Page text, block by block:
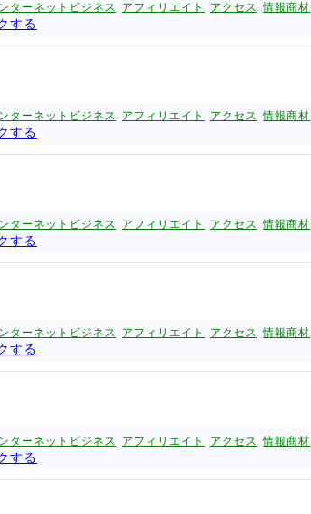
ターネットビジネス アフィリエイト アクセス 情報商材
する
ターネットビジネス アフィリエイト アクセス 情報商材
する
ターネットビジネス アフィリエイト アクセス 情報商材
する
ターネットビジネス アフィリエイト アクセス 情報商材
する
ターネットビジネス アフィリエイト アクセス 情報商材
する